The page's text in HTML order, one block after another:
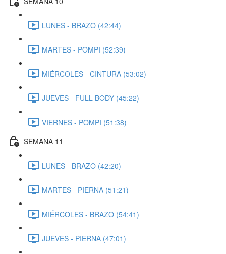
LUNES - BRAZO (42:44)
MARTES - POMPI (52:39)
MIÉRCOLES - CINTURA (53:02)
JUEVES - FULL BODY (45:22)
VIERNES - POMPI (51:38)
SEMANA 11
LUNES - BRAZO (42:20)
MARTES - PIERNA (51:21)
MIÉRCOLES - BRAZO (54:41)
JUEVES - PIERNA (47:01)